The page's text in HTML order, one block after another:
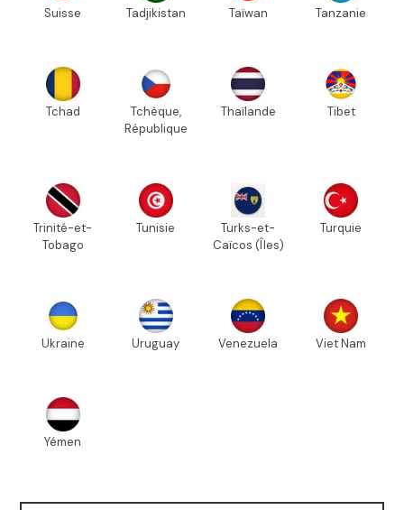
Suisse Tadjikistan Taïwan Tanzanie
Tchad
Tchèque,
République
Thaïlande Tibet
Trinité-et-
Tobago
Tunisie
Turks-et-
Caïcos (Îles)
Turquie
Ukraine Uruguay Venezuela Viet Nam
Yémen